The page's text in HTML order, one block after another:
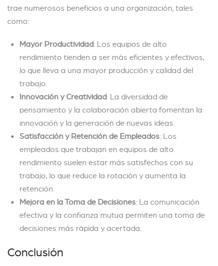
trae numerosos beneficios a una organización, tales
como:
Mayor Productividad: Los equipos de alto
rendimiento tienden a ser más eficientes y efectivos,
lo que lleva a una mayor producción y calidad del
trabajo.
Innovación y Creatividad: La diversidad de
pensamiento y la colaboración abierta fomentan la
innovación y la generación de nuevas ideas.
Satisfacción y Retención de Empleados: Los
empleados que trabajan en equipos de alto
rendimiento suelen estar más satisfechos con su
trabajo, lo que reduce la rotación y aumenta la
retención.
Mejora en la Toma de Decisiones: La comunicación
efectiva y la confianza mutua permiten una toma de
decisiones más rápida y acertada.
Conclusión